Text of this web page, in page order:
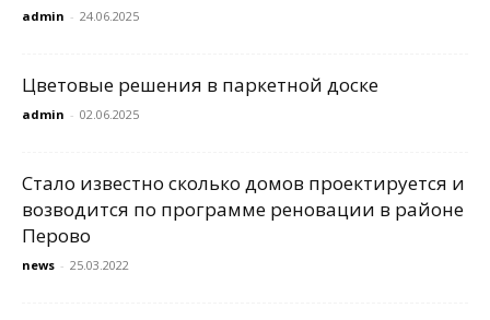
admin - 24.06.2025
Цветовые решения в паркетной доске
admin - 02.06.2025
Стало известно сколько домов проектируется и
возводится по программе реновации в районе
Перово
news - 25.03.2022